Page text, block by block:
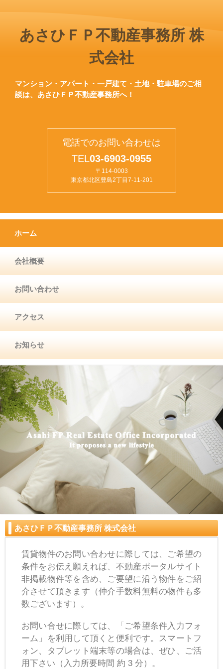
あさひＦＰ不動産事務所 株
式会社
マンション・アパート・一戸建て・土地・駐車場のご相
談は、あさひＦＰ不動産事務所へ！
電話でのお問い合わせは
TEL03-6903-0955
〒114-0003
東京都北区豊島2丁目7-11-201
ホーム
会社概要
お問い合わせ
アクセス
お知らせ
あさひＦＰ不動産事務所 株式会社
賃貸物件のお問い合わせに際しては、ご希望の
条件をお伝え願えれば、不動産ポータルサイト
非掲載物件等を含め、ご要望に沿う物件をご紹
介させて頂きます（仲介手数料無料の物件も多
数ございます）。
お問い合せに際しては、「ご希望条件入力フォ
ーム」を利用して頂くと便利です。スマートフ
ォン、タブレット端末等の場合は、ぜひ、ご活
用下さい（入力所要時間 約 3 分）。